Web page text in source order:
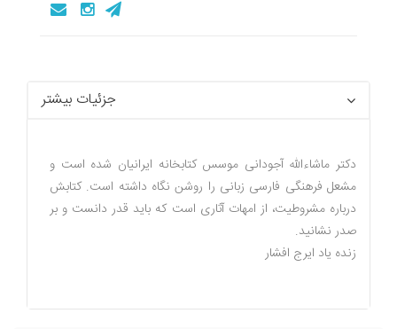
جزئیات بیشتر
دکتر ماشا‌ءالله آجودانی موسس کتابخانه ایرانیان شده است و
مشعل فرهنگی فارسی زبانی را روشن نگاه داشته است. کتابش
درباره مشروطیت، از امهات آثاری است که باید قدر دانست و بر
صدر نشانید.
زنده یاد ایرج افشار